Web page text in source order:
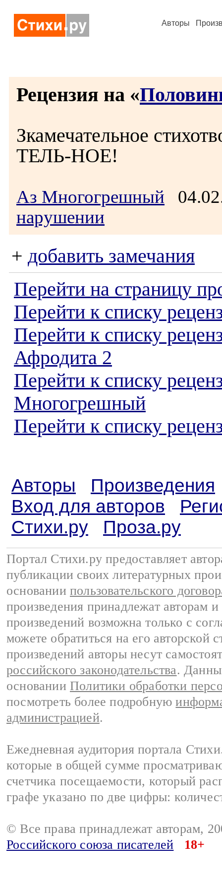
Авторы
Рецензия на «
Зкамечательное
ТЕЛЬ-НОЕ!
Аз Многогрешный
нарушении
+ добавить замечания
Перейти на страницу
Перейти к списку
Перейти к списку
Афродита 2
Перейти к списку
Многогрешный
Перейти к списку
Авторы
Произведения
Вход для авторов
Стихи.ру
Проза.ру
Портал Стихи.ру предоставляет
публикации своих литературных
основании пользовательского
произведения принадлежат авторам
произведений возможна только с
можете обратиться на его авторской
произведений авторы несут
российского законодательства.
основании Политики обработки
посмотреть более подробную
администрацией.
Ежедневная аудитория портала
которые в общей сумме
счетчика посещаемости, который
графе указано по две цифры:
© Все права принадлежат авторам,
Российского союза писателей
18+